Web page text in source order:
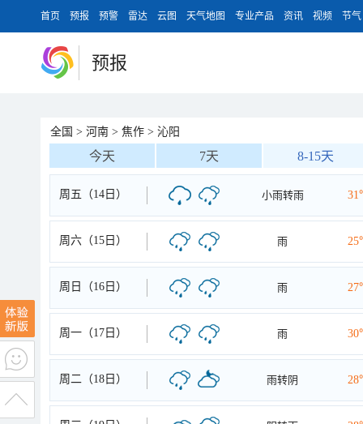
首页 预报 预警 雷达 云图 天气地图 专业产品 资讯 视频 节气
预报
全国 > 河南 > 焦作 > 沁阳
今天 7天 8-15天
周五（14日） 小雨转雨
周六（15日） 雨
周日（16日） 雨
周一（17日） 雨
周二（18日） 雨转阴